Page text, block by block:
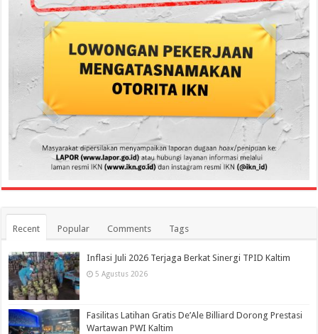
Recent Popular Comments Tags
Inflasi Juli 2026 Terjaga Berkat Sinergi TPID Kaltim
5 Agustus 2026
Fasilitas Latihan Gratis De’Ale Billiard Dorong Prestasi
Wartawan PWI Kaltim